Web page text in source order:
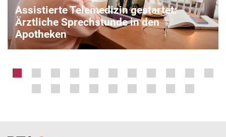
Assistierte Telemedizin gestartet:
Ärztliche Sprechstunde in den
Apotheken